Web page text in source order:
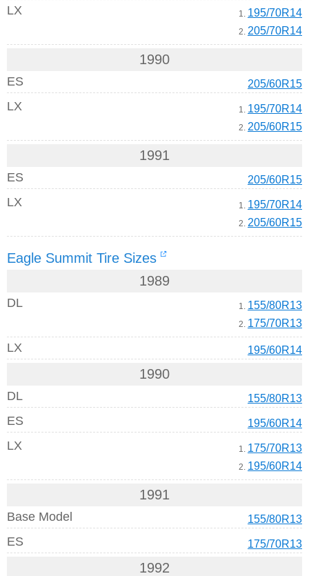
LX 1. 195/70R14
2. 205/70R14
1990
ES 205/60R15
LX 1. 195/70R14
2. 205/60R15
1991
ES 205/60R15
LX 1. 195/70R14
2. 205/60R15
Eagle Summit Tire Sizes
1989
DL 1. 155/80R13
2. 175/70R13
LX 195/60R14
1990
DL 155/80R13
ES 195/60R14
LX 1. 175/70R13
2. 195/60R14
1991
Base Model 155/80R13
ES 175/70R13
1992